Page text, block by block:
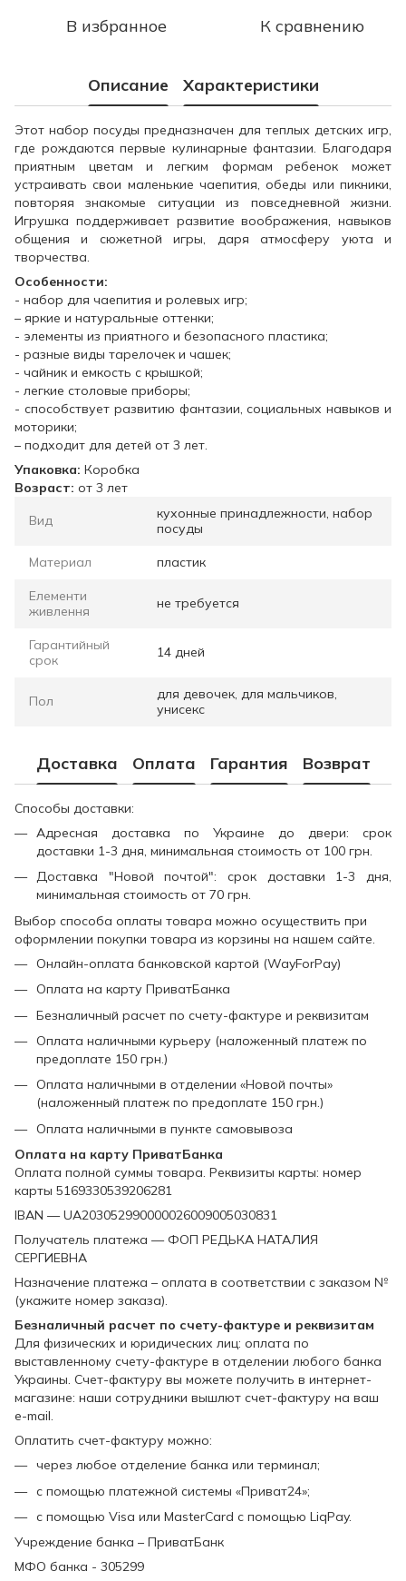
В избранное К сравнению
Описание Характеристики
Этот набор посуды предназначен для теплых детских игр,
где рождаются первые кулинарные фантазии. Благодаря
приятным цветам и легким формам ребенок может
устраивать свои маленькие чаепития, обеды или пикники,
повторяя знакомые ситуации из повседневной жизни.
Игрушка поддерживает развитие воображения, навыков
общения и сюжетной игры, даря атмосферу уюта и
творчества.
Особенности:
- набор для чаепития и ролевых игр;
– яркие и натуральные оттенки;
- элементы из приятного и безопасного пластика;
- разные виды тарелочек и чашек;
- чайник и емкость с крышкой;
- легкие столовые приборы;
- способствует развитию фантазии, социальных навыков и
моторики;
– подходит для детей от 3 лет.
Упаковка: Коробка
Возраст: от 3 лет
Вид
кухонные принадлежности, набор
посуды
Материал пластик
Елементи
живлення
не требуется
Гарантийный
срок
14 дней
Пол
для девочек, для мальчиков,
унисекс
Доставка Оплата Гарантия Возврат
Способы доставки:
Адресная доставка по Украине до двери: срок
доставки 1-3 дня, минимальная стоимость от 100 грн.
Доставка "Новой почтой": срок доставки 1-3 дня,
минимальная стоимость от 70 грн.
Выбор способа оплаты товара можно осуществить при
оформлении покупки товара из корзины на нашем сайте.
Онлайн-оплата банковской картой (WayForPay)
Оплата на карту ПриватБанка
Безналичный расчет по счету-фактуре и реквизитам
Оплата наличными курьеру (наложенный платеж по
предоплате 150 грн.)
Оплата наличными в отделении «Новой почты»
(наложенный платеж по предоплате 150 грн.)
Оплата наличными в пункте самовывоза
Оплата на карту ПриватБанка
Оплата полной суммы товара. Реквизиты карты: номер
карты 5169330539206281
IBAN — UA203052990000026009005030831
Получатель платежа — ФОП РЕДЬКА НАТАЛИЯ
СЕРГИЕВНА
Назначение платежа – оплата в соответствии с заказом №
(укажите номер заказа).
Безналичный расчет по счету-фактуре и реквизитам
Для физических и юридических лиц: оплата по
выставленному счету-фактуре в отделении любого банка
Украины. Счет-фактуру вы можете получить в интернет-
магазине: наши сотрудники вышлют счет-фактуру на ваш
e-mail.
Оплатить счет-фактуру можно:
через любое отделение банка или терминал;
с помощью платежной системы «Приват24»;
с помощью Visa или MasterCard с помощью LiqPay.
Учреждение банка – ПриватБанк
МФО банка - 305299